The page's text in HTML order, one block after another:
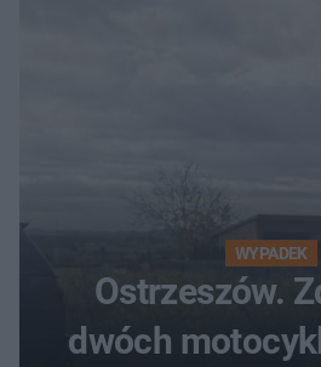
WYPADEK
Ostrzeszów.
dwóch